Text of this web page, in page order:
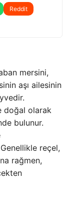
Reddit
mersini,
aşı ailesinin
doğal olarak
bulunur.
reçel,
rağmen,